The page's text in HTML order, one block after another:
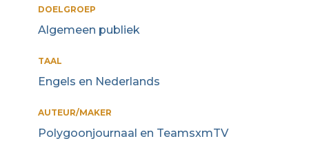
DOELGROEP
Algemeen publiek
TAAL
Engels en Nederlands
AUTEUR/MAKER
Polygoonjournaal en TeamsxmTV